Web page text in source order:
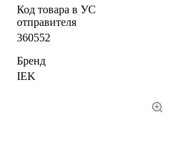
Код товара в УС
отправителя
360552
Бренд
IEK